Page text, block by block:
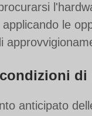
le
di
anticipato